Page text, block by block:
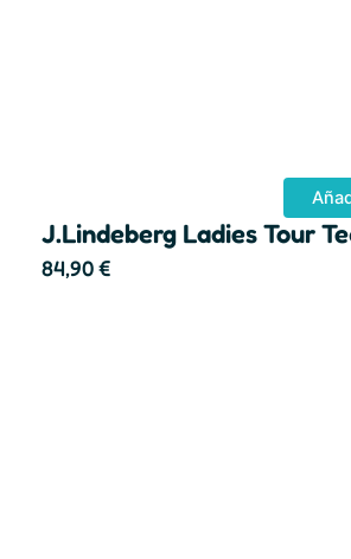
J.Lindeberg Ladies Tour
84,90€